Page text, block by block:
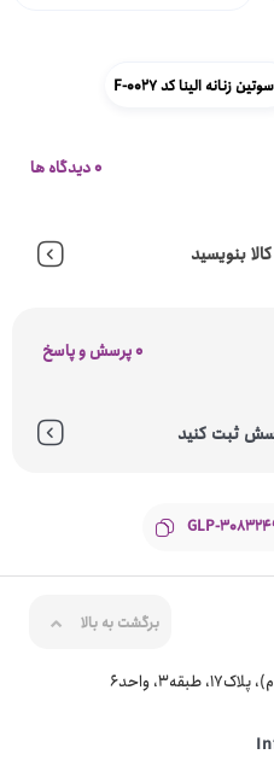
سوتین زنانه الینا کد F-0027
0 دیدگاه ها
بنویسید
0 پرسش و پاسخ
ثبت کنید
GLP-
برگشت به بالا
واحد6